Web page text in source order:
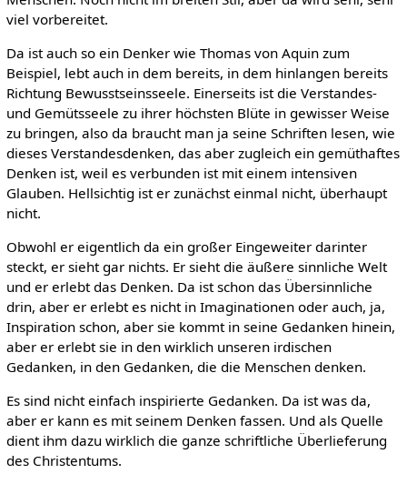
viel vorbereitet.
Da ist auch so ein Denker wie Thomas von Aquin zum
Beispiel, lebt auch in dem bereits, in dem hinlangen bereits
Richtung Bewusstseinsseele. Einerseits ist die Verstandes-
und Gemütsseele zu ihrer höchsten Blüte in gewisser Weise
zu bringen, also da braucht man ja seine Schriften lesen, wie
dieses Verstandesdenken, das aber zugleich ein gemüthaftes
Denken ist, weil es verbunden ist mit einem intensiven
Glauben. Hellsichtig ist er zunächst einmal nicht, überhaupt
nicht.
Obwohl er eigentlich da ein großer Eingeweiter darinter
steckt, er sieht gar nichts. Er sieht die äußere sinnliche Welt
und er erlebt das Denken. Da ist schon das Übersinnliche
drin, aber er erlebt es nicht in Imaginationen oder auch, ja,
Inspiration schon, aber sie kommt in seine Gedanken hinein,
aber er erlebt sie in den wirklich unseren irdischen
Gedanken, in den Gedanken, die die Menschen denken.
Es sind nicht einfach inspirierte Gedanken. Da ist was da,
aber er kann es mit seinem Denken fassen. Und als Quelle
dient ihm dazu wirklich die ganze schriftliche Überlieferung
des Christentums.